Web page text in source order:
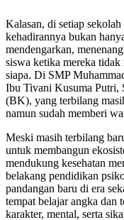
Kalasan, di setiap
kehadirannya bukan
mendengarkan,
siswa ketika mereka tidak
siapa. Di SMP
Ibu Tivani Kusuma Putri,
(BK), yang terbilang
namun sudah memberi
Meski masih terbilang
untuk membangun
mendukung kesehatan
belakang pendidikan
pandangan baru di era
tempat belajar angka dan
karakter, mental, serta